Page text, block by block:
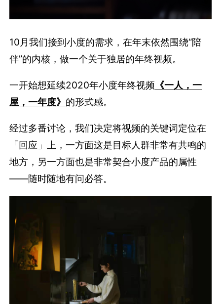
10月我们接到小度的需求，在年末依然围绕“陪
伴”的内核，做一个关于独居的年终视频。
一开始想延续2020年小度年终视频 《一人，一
屋，一年度》 的形式感。
经过多番讨论，我们决定将视频的关键词定位在
「回应」上，一方面这是目标人群非常有共鸣的
地方，另一方面也是非常契合小度产品的属性
——随时随地有问必答。